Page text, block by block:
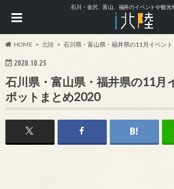
石川・金沢、富山、福井のイベントや観光
HOME 北陸 石川県・富山県・福井県の11月イベン
2020.10.25
石川県・富山県・福井県の11月
ポットまとめ2020